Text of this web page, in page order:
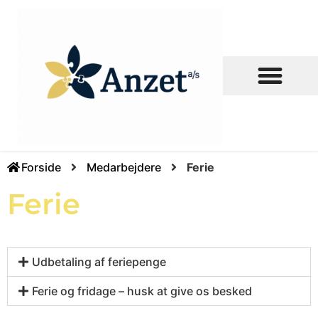
Forside Medarbejdere Ferie
Ferie
Udbetaling af feriepenge
Ferie og fridage – husk at give os besked